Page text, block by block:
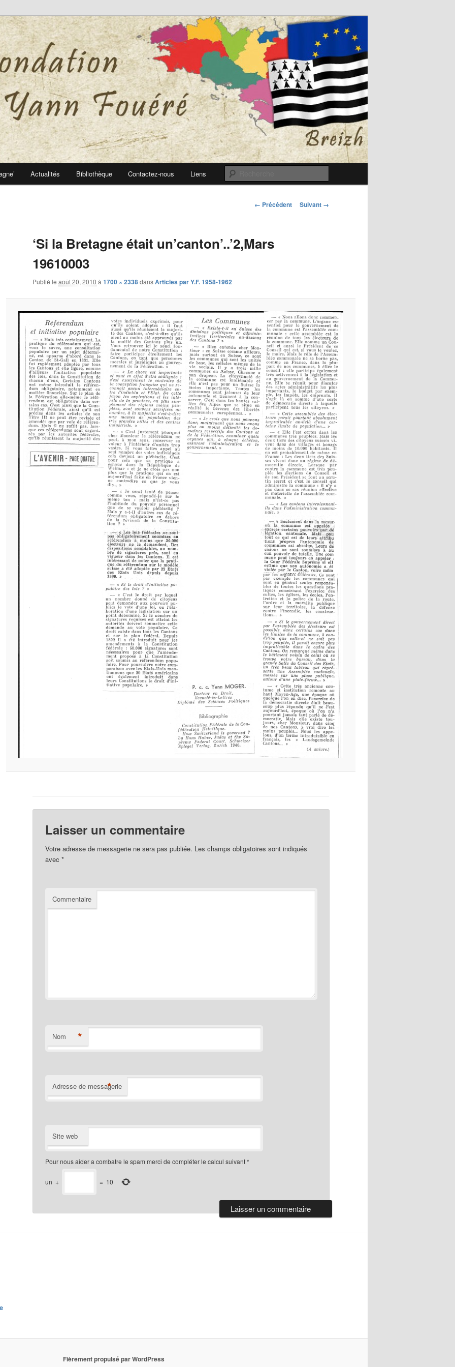
Fouéré
Fouéré
Actualités Bibliothèque Contactez-nous Liens
Navigation
← Précédent Suivant →
‘Si la Bretagne était un’canton’..’2,Mars
19610003
Publié le août 20, 2010 à 1700 × 2338dansArticles par Y.F. 1958-1962
Laisser un commentaire
Votre adresse de messagerie ne sera pas publiée. Les champs obligatoires sont indiqués
avec*
Commentaire
Nom *
Adresse de messagerie
*
Site web
Pour nous aider a combatre le spam merci de compléter le calcul suivant*
un + = 10
Fièrement propulsé par WordPress